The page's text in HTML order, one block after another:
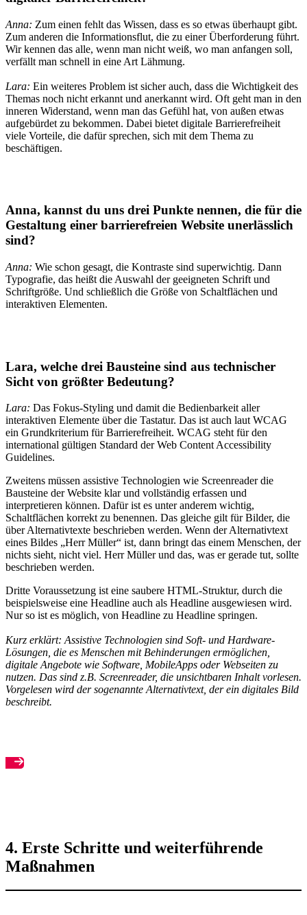
Anna: Zum einen fehlt das Wissen, dass es so etwas überhaupt gibt.
Zum anderen die Informationsflut, die zu einer Überforderung führt.
Wir kennen das alle, wenn man nicht weiß, wo man anfangen soll,
verfällt man schnell in eine Art Lähmung.
Lara: Ein weiteres Problem ist sicher auch, dass die Wichtigkeit des
Themas noch nicht erkannt und anerkannt wird. Oft geht man in den
inneren Widerstand, wenn man das Gefühl hat, von außen etwas
aufgebürdet zu bekommen. Dabei bietet digitale Barrierefreiheit
viele Vorteile, die dafür sprechen, sich mit dem Thema zu
beschäftigen.
Anna, kannst du uns drei Punkte nennen, die für die
Gestaltung einer barrierefreien Website unerlässlich
sind?
Anna: Wie schon gesagt, die Kontraste sind superwichtig. Dann
Typografie, das heißt die Auswahl der geeigneten Schrift und
Schriftgröße. Und schließlich die Größe von Schaltflächen und
interaktiven Elementen.
Lara, welche drei Bausteine sind aus technischer
Sicht von größter Bedeutung?
Lara: Das Fokus-Styling und damit die Bedienbarkeit aller
interaktiven Elemente über die Tastatur. Das ist auch laut WCAG
ein Grundkriterium für Barrierefreiheit. WCAG steht für den
international gültigen Standard der Web Content Accessibility
Guidelines.
Zweitens müssen assistive Technologien wie Screenreader die
Bausteine der Website klar und vollständig erfassen und
interpretieren können. Dafür ist es unter anderem wichtig,
Schaltflächen korrekt zu benennen. Das gleiche gilt für Bilder, die
über Alternativtexte beschrieben werden. Wenn der Alternativtext
eines Bildes „Herr Müller“ ist, dann bringt das einem Menschen, der
nichts sieht, nicht viel. Herr Müller und das, was er gerade tut, sollte
beschrieben werden.
Dritte Voraussetzung ist eine saubere HTML-Struktur, durch die
beispielsweise eine Headline auch als Headline ausgewiesen wird.
Nur so ist es möglich, von Headline zu Headline springen.
Kurz erklärt: Assistive Technologien sind Soft- und Hardware-
Lösungen, die es Menschen mit Behinderungen ermöglichen,
digitale Angebote wie Software, MobileApps oder Webseiten zu
nutzen. Das sind z.B. Screenreader, die unsichtbaren Inhalt vorlesen.
Vorgelesen wird der sogenannte Alternativtext, der ein digitales Bild
beschreibt.
4. Erste Schritte und weiterführende
Maßnahmen